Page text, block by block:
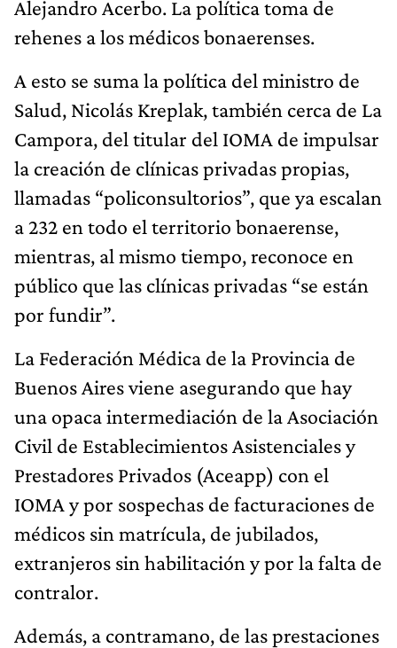
Alejandro Acerbo. La política toma de
rehenes a los médicos bonaerenses.
A esto se suma la política del ministro de
Salud, Nicolás Kreplak, también cerca de La
Campora, del titular del IOMA de impulsar
la creación de clínicas privadas propias,
llamadas “policonsultorios”, que ya escalan
a 232 en todo el territorio bonaerense,
mientras, al mismo tiempo, reconoce en
público que las clínicas privadas “se están
por fundir”.
La Federación Médica de la Provincia de
Buenos Aires viene asegurando que hay
una opaca intermediación de la Asociación
Civil de Establecimientos Asistenciales y
Prestadores Privados (Aceapp) con el
IOMA y por sospechas de facturaciones de
médicos sin matrícula, de jubilados,
extranjeros sin habilitación y por la falta de
contralor.
Además, a contramano, de las prestaciones